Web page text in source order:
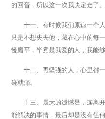
的回音，所以这一次我决定走了。
十一、有时候我们原谅一个
只是不想失去他，藏在心中的每
慢磨平，毕竟是我爱的人，我能够
十二、再坚强的人，心里都
碰就痛。
十三、最大的遗憾是，连离
能解决的事情，最后却是没有任